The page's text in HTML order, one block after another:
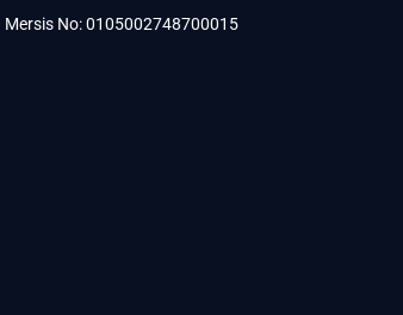
Mersis No: 0105002748700015